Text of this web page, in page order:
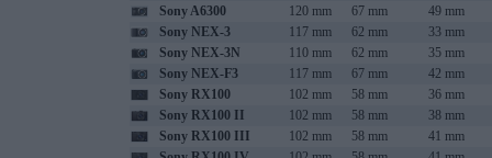
Sony A6300
120 mm 67 mm 49 mm
Sony NEX-3
117 mm 62 mm 33 mm
Sony NEX-3N
110 mm 62 mm 35 mm
Sony NEX-F3
117 mm 67 mm 42 mm
Sony RX100
102 mm 58 mm 36 mm
Sony RX100 II
102 mm 58 mm 38 mm
Sony RX100 III
102 mm 58 mm 41 mm